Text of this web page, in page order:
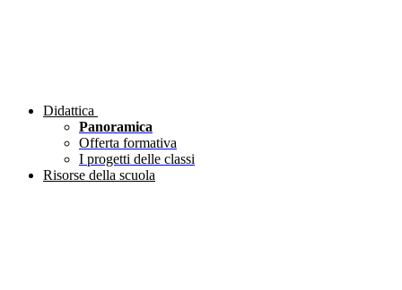
Didattica
Panoramica
Offerta formativa
I progetti delle classi
Risorse della scuola